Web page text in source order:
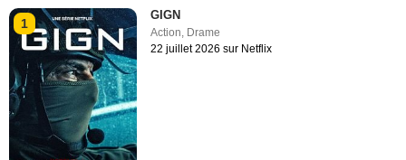
1
GIGN
Action, Drame
22 juillet 2026 sur Netflix